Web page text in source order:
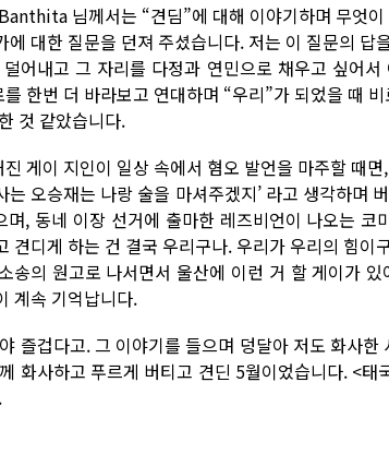
님께서는 “견딤”에 대해 이야기하며 무엇
대한 질문을 던져 주셨습니다. 저는 이 질문의 답
어내고 그 자리를 다정과 연민으로 채우고 싶어서
한번 더 바라보고 연대하며 “우리”가 되었을 때
것 같았습니다.
게이 지인이 일상 속에서 혐오 발언을 마주할 때면
오승재는 나랑 술을 마셔주겠지’ 라고 생각하며
, 동네 이장 선거에 출마한 레즈비언이 나오는 코
견디게 하는 건 결국 우리구나. 우리가 우리의 힘이
송의 원고로 나서면서 울산에 이런 거 할 게이가
계속 기억납니다.
즐겁다고. 그 이야기를 들으며 덩달아 저도 화사한
화사하고 푸르게 버티고 견딘 5월이었습니다. <태